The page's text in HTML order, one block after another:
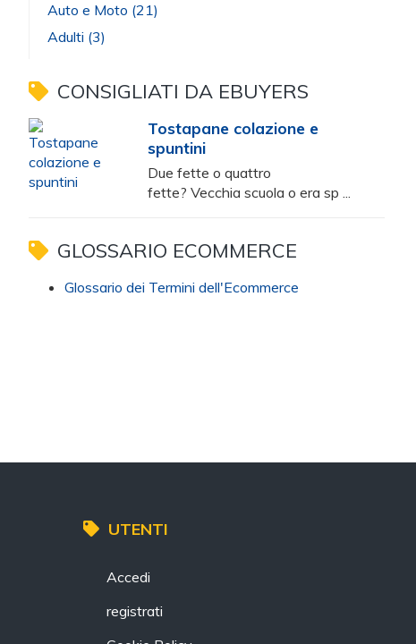
Auto e Moto (21)
Adulti (3)
CONSIGLIATI DA EBUYERS
Tostapane colazione e
spuntini
Due fette o quattro
fette? Vecchia scuola o era sp ...
GLOSSARIO ECOMMERCE
Glossario dei Termini dell'Ecommerce
UTENTI
Accedi
registrati